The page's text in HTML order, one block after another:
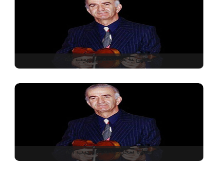
سخنی با غم/بدیعی، حبیب الله
ستاره سحر/ بدیعی، حبیب الله